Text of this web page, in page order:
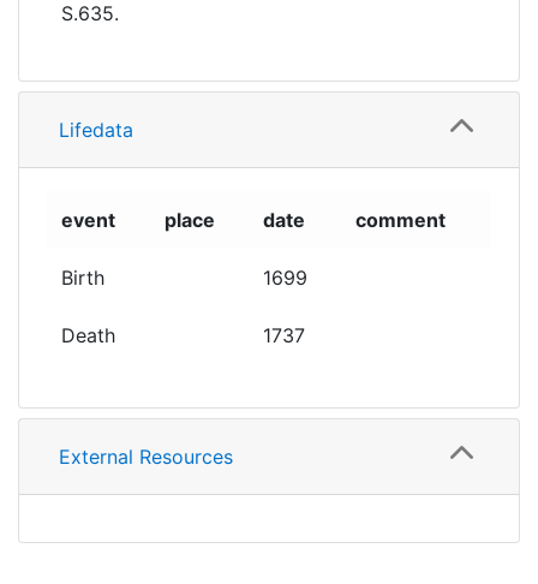
S.635.
Lifedata
event place date comment
Birth 1699
Death 1737
External Resources